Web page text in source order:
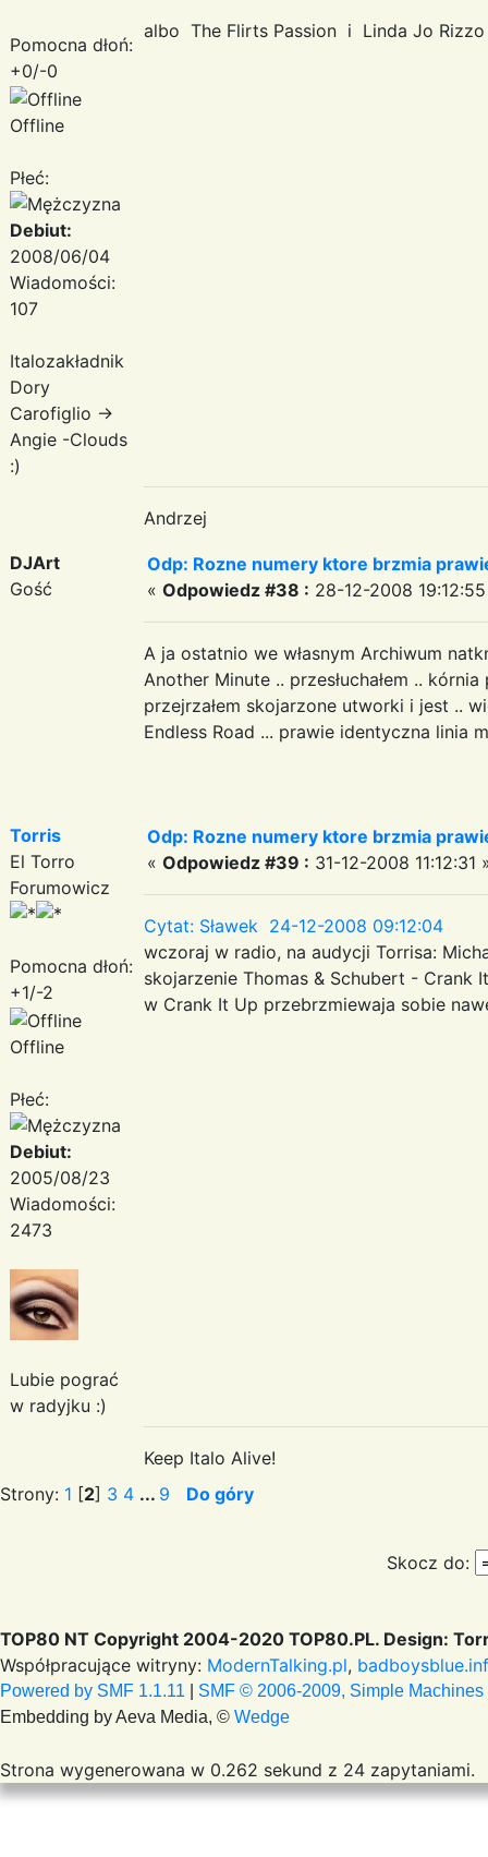
Pomocna dłoń:
+0/-0
Offline
Płeć:
Debiut:
2008/06/04
Wiadomości:
107
Italozakładnik
Dory
Carofiglio ->
Angie -Clouds
:)
albo The Flirts Passion i Linda Jo
Andrzej
DJArt
Gość
Odp: Rozne numery ktore brzmia
« Odpowiedz #38 : 28-12-2008
A ja ostatnio we własnym Archiwum
Another Minute .. przesłuchałem ..
przejrzałem skojarzone utworki i jest ..
Endless Road ... prawie identyczna linia
Torris
El Torro
Forumowicz
Pomocna dłoń:
+1/-2
Offline
Płeć:
Debiut:
2005/08/23
Wiadomości:
2473
Lubie pograć
w radyjku :)
Odp: Rozne numery ktore brzmia
« Odpowiedz #39 : 31-12-2008 11:12:31
Cytat: Sławek 24-12-2008 09:12:04
wczoraj w radio, na audycji Torrisa:
skojarzenie Thomas & Schubert - Crank
w Crank It Up przebrzmiewaja sobie
Keep Italo Alive!
Strony: 1 [2] 3 4 ... 9 Do góry
Skocz do:
TOP80 NT Copyright 2004-2020 TOP80.PL. Design:
Współpracujące witryny: ModernTalking.pl,
Powered by SMF 1.1.11
SMF © 2006-2009, Simple Machines
Embedding by Aeva Media, © Wedge
Strona wygenerowana w 0.262 sekund z 24 zapytaniami.